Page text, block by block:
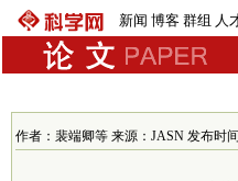
新闻 博客 群组 人
作者：裴端卿等 来源：JASN 发布时